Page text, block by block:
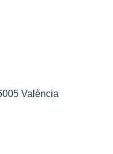
València